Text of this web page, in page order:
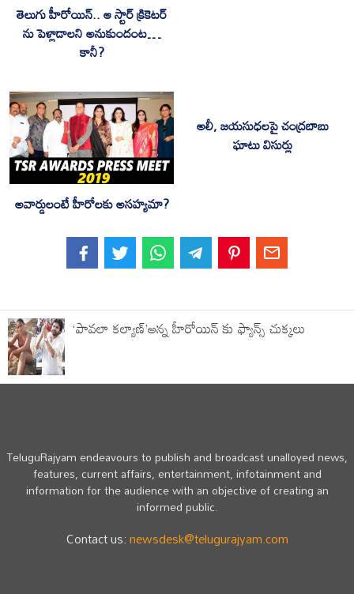
తెలుగు హీరోయిన్.. ఆ స్టార్ క్రికెటర్
ను పెళ్లాడాలని అనుకుందంట…
కానీ?
అవార్డులంటే హీరోల‌కు అస‌హ్య‌మా?
అలీ, జయసుధలపై చంద్రబాబు
ఘాటు విసుర్లు
‘పావలా కల్యాణ్’అన్న హీరోయిన్ కు ఫ్యాన్స్ చుక్కలు
TeluguRajyam endeavours to publish and broadcast unalloyed news,
features, current affairs, entertainment, infotainment and
information for the audience with an objective of creating an
informed public.
Contact us:newsdesk@telugurajyam.com